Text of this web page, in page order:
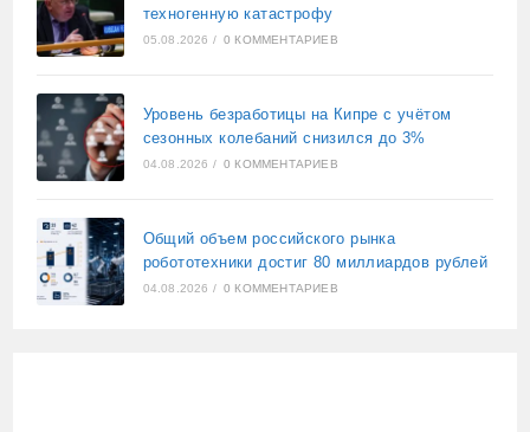
техногенную катастрофу
05.08.2026 / 0 КОММЕНТАРИЕВ
Уровень безработицы на Кипре с учётом
сезонных колебаний снизился до 3%
04.08.2026 / 0 КОММЕНТАРИЕВ
Общий объем российского рынка
робототехники достиг 80 миллиардов рублей
04.08.2026 / 0 КОММЕНТАРИЕВ